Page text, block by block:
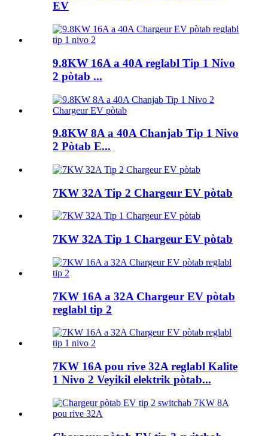
EV
9.8KW 16A a 40A reglabl Tip 1 Nivo
2 pòtab ...
9.8KW 8A a 40A Chanjab Tip 1 Nivo
2 Pòtab E...
7KW 32A Tip 2 Chargeur EV pòtab
7KW 32A Tip 1 Chargeur EV pòtab
7KW 16A a 32A Chargeur EV pòtab
reglabl tip 2
7KW 16A pou rive 32A reglabl Kalite
1 Nivo 2 Veyikil elektrik pòtab...